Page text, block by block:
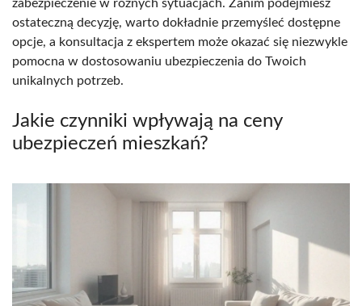
zabezpieczenie w różnych sytuacjach. Zanim podejmiesz
ostateczną decyzję, warto dokładnie przemyśleć dostępne
opcje, a konsultacja z ekspertem może okazać się niezwykle
pomocna w dostosowaniu ubezpieczenia do Twoich
unikalnych potrzeb.
Jakie czynniki wpływają na ceny
ubezpieczeń mieszkań?